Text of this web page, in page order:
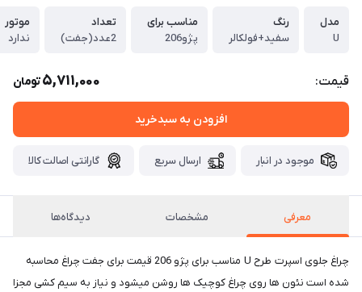
مدل
U
رنگ
سفید+فولکالر
مناسب برای
پژو206
تعداد
2عدد(جفت)
موتور
ندارد
قیمت: 5,711,000تومان
افزودن به سبدخرید
موجود در انبار ارسال سریع گارانتی اصالت کالا
معرفی مشخصات دیدگاه‌ها
چراغ جلوی اسپرت طرح U مناسب برای پژو 206 قیمت برای جفت چراغ محاسبه
شده است نئون ها روی چراغ کوچیک ها روشن میشود و نیاز به سیم کشی مجزا